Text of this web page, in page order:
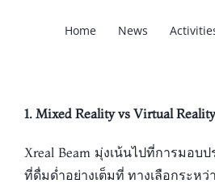
Home News
1. Mixed Reality vs Virtual
Xreal Beam มุ่งเน้นไปที่การมอบ
ที่ดื่มด่ำอย่างเต็มที่ ทางเลือกระ